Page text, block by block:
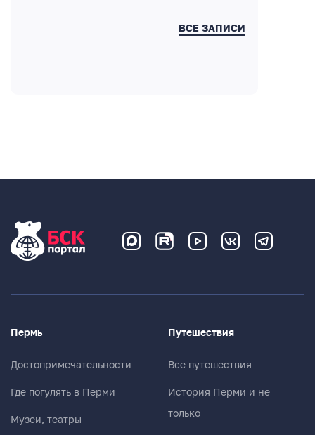
ВСЕ ЗАПИСИ
Пермь
Достопримечательности
Где погулять в Перми
Музеи, театры
Путешествия
Все путешествия
История Перми и не
только